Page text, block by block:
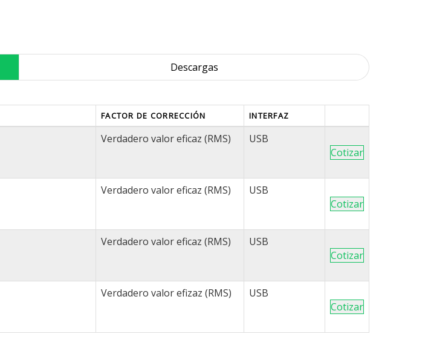
Descargas
FACTOR DE CORRECCIÓN INTERFAZ
Verdadero valor eficaz (RMS)
USB
Cotizar
Verdadero valor eficaz (RMS)
USB
Cotizar
Verdadero valor eficaz (RMS)
USB
Cotizar
Verdadero valor efizaz (RMS)
USB
Cotizar